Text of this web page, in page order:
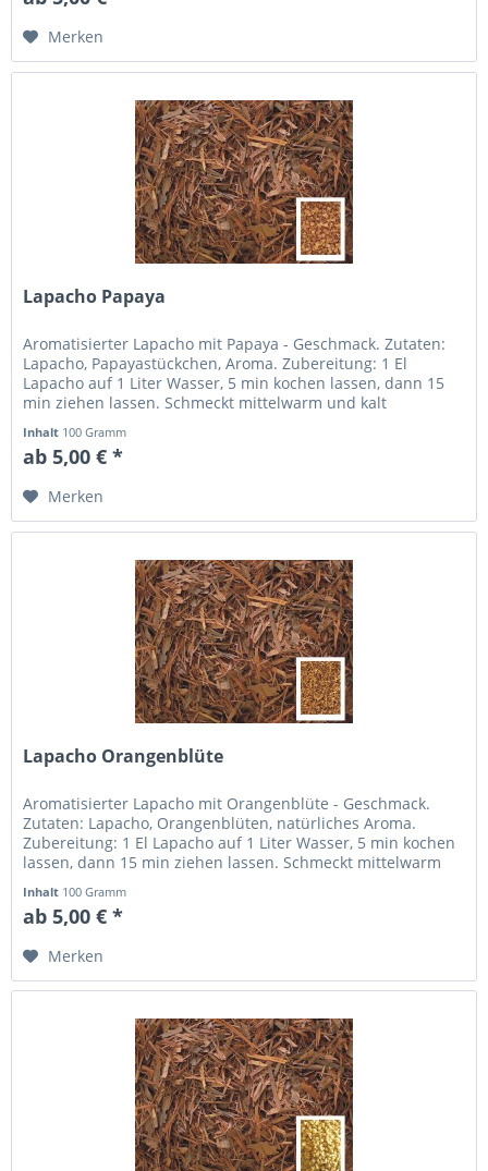
Merken
Lapacho Papaya
Aromatisierter Lapacho mit Papaya - Geschmack. Zutaten:
Lapacho, Papayastückchen, Aroma. Zubereitung: 1 El
Lapacho auf 1 Liter Wasser, 5 min kochen lassen, dann 15
min ziehen lassen. Schmeckt mittelwarm und kalt
Inhalt 100 Gramm
ab 5,00 € *
Merken
Lapacho Orangenblüte
Aromatisierter Lapacho mit Orangenblüte - Geschmack.
Zutaten: Lapacho, Orangenblüten, natürliches Aroma.
Zubereitung: 1 El Lapacho auf 1 Liter Wasser, 5 min kochen
lassen, dann 15 min ziehen lassen. Schmeckt mittelwarm
Inhalt 100 Gramm
ab 5,00 € *
Merken